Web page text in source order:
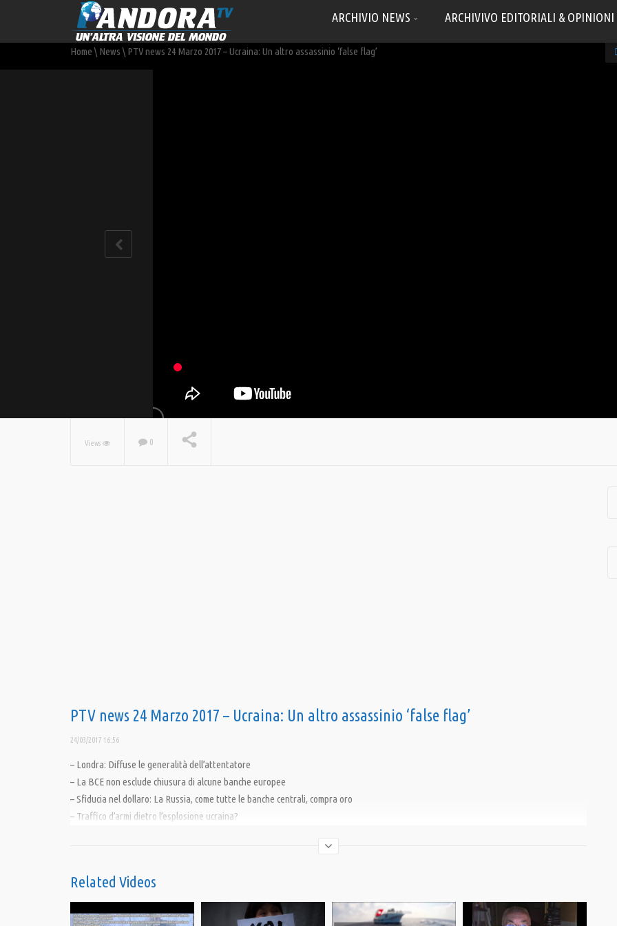
ARCHIVIO NEWS ARCHIVIVO EDITORIALI & OPINIONI
Home \ News \ PTV news 24 Marzo 2017 – Ucraina: Un altro assassinio ‘false flag’
Views 0
PTV news 24 Marzo 2017 – Ucraina: Un altro assassinio ‘false flag’
24/03/2017 16:56
– Londra: Diffuse le generalità dell’attentatore
– La BCE non esclude chiusura di alcune banche europee
– Sfiducia nel dollaro: La Russia, come tutte le banche centrali, compra oro
– Traffico d’armi dietro l’esplosione ucraina?
Category:News,PrimoPiano
Related Videos